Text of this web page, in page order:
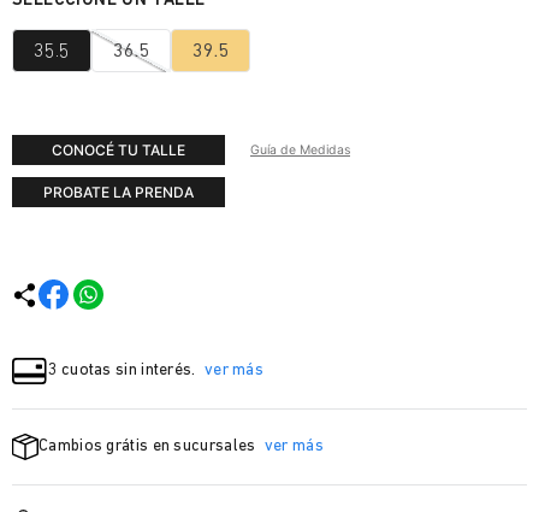
35.5 36.5 39.5
CONOCÉ TU TALLE Guía de Medidas
PROBATE LA PRENDA
3 cuotas sin interés. ver más
Cambios grátis en sucursales ver más